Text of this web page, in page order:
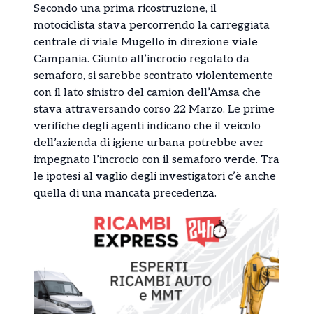
Secondo una prima ricostruzione, il
motociclista stava percorrendo la carreggiata
centrale di viale Mugello in direzione viale
Campania. Giunto all’incrocio regolato da
semaforo, si sarebbe scontrato violentemente
con il lato sinistro del camion dell’Amsa che
stava attraversando corso 22 Marzo. Le prime
verifiche degli agenti indicano che il veicolo
dell’azienda di igiene urbana potrebbe aver
impegnato l’incrocio con il semaforo verde. Tra
le ipotesi al vaglio degli investigatori c’è anche
quella di una mancata precedenza.